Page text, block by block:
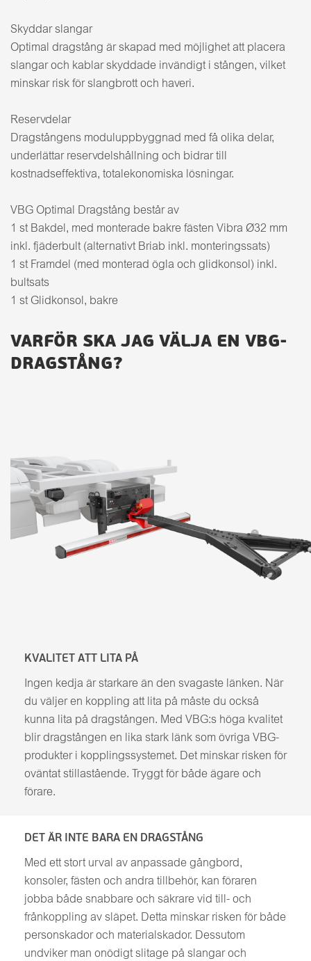
Skyddar slangar
Optimal dragstång är skapad med möjlighet att placera
slangar och kablar skyddade invändigt i stången, vilket
minskar risk för slangbrott och haveri.
Reservdelar
Dragstångens moduluppbyggnad med få olika delar,
underlättar reservdelshållning och bidrar till
kostnadseffektiva, totalekonomiska lösningar.
VBG Optimal Dragstång består av
1 st Bakdel, med monterade bakre fästen Vibra Ø32 mm
inkl. fjäderbult (alternativt Briab inkl. monteringssats)
1 st Framdel (med monterad ögla och glidkonsol) inkl.
bultsats
1 st Glidkonsol, bakre
VARFÖR SKA JAG VÄLJA EN VBG-
DRAGSTÅNG?
KVALITET ATT LITA PÅ
Ingen kedja är starkare än den svagaste länken. När
du väljer en koppling att lita på måste du också
kunna lita på dragstången. Med VBG:s höga kvalitet
blir dragstången en lika stark länk som övriga VBG-
produkter i kopplingssystemet. Det minskar risken för
oväntat stillastående. Tryggt för både ägare och
förare.
DET ÄR INTE BARA EN DRAGSTÅNG
Med ett stort urval av anpassade gångbord,
konsoler, fästen och andra tillbehör, kan föraren
jobba både snabbare och säkrare vid till- och
frånkoppling av släpet. Detta minskar risken för både
personskador och materialskador. Dessutom
undviker man onödigt slitage på slangar och